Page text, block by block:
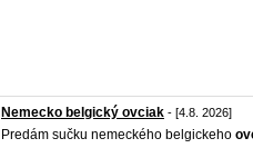
Nemecko belgický ovciak - [4.8. 2026]
Predám sučku nemeckého belgickeho